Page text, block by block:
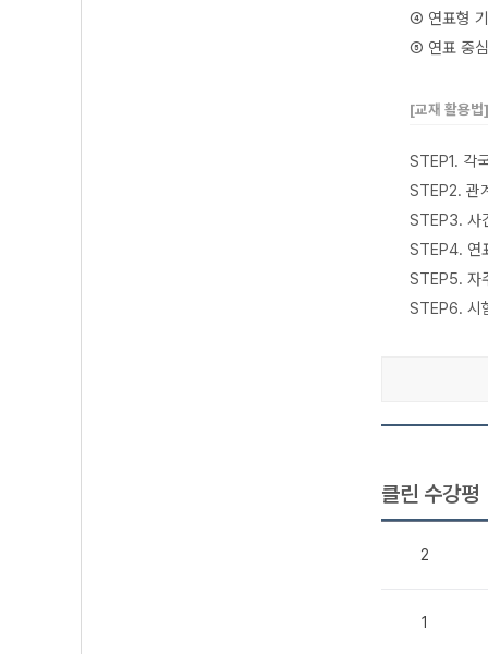
④ 연표형
⑤ 연표 중
[교재 활용법
STEP1. 각
STEP2. 관
STEP3. 사
STEP4. 연
STEP5. 자
STEP6. 시
클린 수강평
2
1